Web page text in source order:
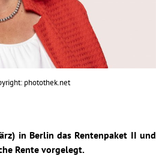
photothek.net
in Berlin das Rentenpaket II und
Rente vorgelegt.